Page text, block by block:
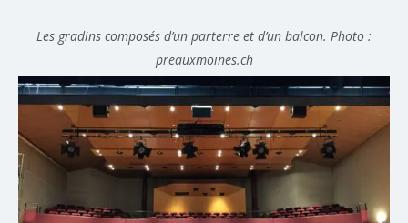
Les gradins composés d’un parterre et d’un balcon. Photo :
preauxmoines.ch